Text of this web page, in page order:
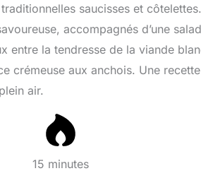
saucisses et
accompagnés d’une
entre la tendresse de la viande
crémeuse aux anchois. Une
air.
15 minutes